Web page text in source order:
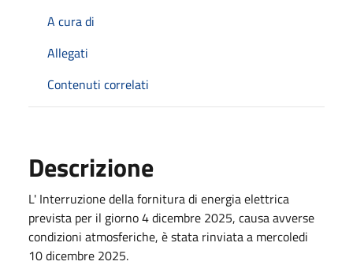
A cura di
Allegati
Contenuti correlati
Descrizione
L' Interruzione della fornitura di energia elettrica
prevista per il giorno 4 dicembre 2025, causa avverse
condizioni atmosferiche, è stata rinviata a mercoledi
10 dicembre 2025.